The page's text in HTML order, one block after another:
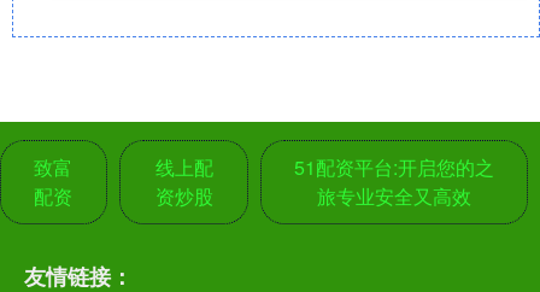
致富
配资
线上配
资炒股
51配资平台:开启您的之
旅专业安全又高效
友情链接：